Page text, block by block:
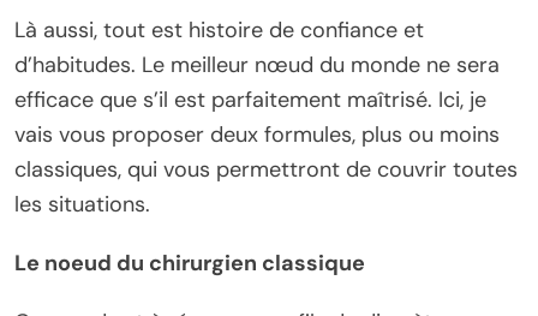
Là aussi, tout est histoire de confiance et
d’habitudes. Le meilleur nœud du monde ne sera
efficace que s’il est parfaitement maîtrisé. Ici, je
vais vous proposer deux formules, plus ou moins
classiques, qui vous permettront de couvrir toutes
les situations.
Le noeud du chirurgien classique